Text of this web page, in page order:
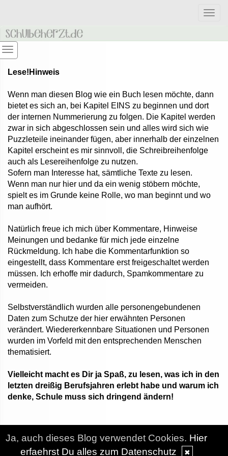
Lese!Hinweis
Wenn man diesen Blog wie ein Buch lesen möchte, dann
bietet es sich an, bei Kapitel EINS zu beginnen und dort
der internen Nummerierung zu folgen. Die Kapitel werden
zwar in sich abgeschlossen sein und alles wird sich wie
Puzzleteile ineinander fügen, aber innerhalb der einzelnen
Kapitel erscheint es mir sinnvoll, die Schreibreihenfolge
auch als Lesereihenfolge zu nutzen.
Sofern man Interesse hat, sämtliche Texte zu lesen.
Wenn man nur hier und da ein wenig stöbern möchte,
spielt es im Grunde keine Rolle, wo man beginnt und wo
man aufhört.
Natürlich freue ich mich über Kommentare, Hinweise
Meinungen und bedanke für mich jede einzelne
Rückmeldung. Ich habe die Kommentarfunktion so
eingestellt, dass Kommentare erst freigeschaltet werden
müssen. Ich erhoffe mir dadurch, Spamkommentare zu
vermeiden.
Selbstverständlich wurden alle personengebundenen
Daten zum Schutze der hier erwähnten Personen
verändert. Wiedererkennbare Situationen und Personen
wurden im Vorfeld mit den entsprechenden Menschen
thematisiert.
Vielleicht macht es Dir ja Spaß, zu lesen, was ich in den
letzten dreißig Berufsjahren erlebt habe und warum ich
denke, Schule muss sich dringend ändern!
© DesignBlog V5 powered by BlueLionWebdesign.de
Ja, auch dieses Blog verwendet Cookies. Hier
erfaehrst Du alles zum Datenschutz
✖